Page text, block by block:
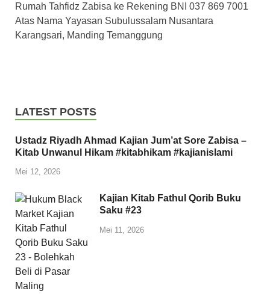
Rumah Tahfidz Zabisa ke Rekening BNI 037 869 7001
Atas Nama Yayasan Subulussalam Nusantara
Karangsari, Manding Temanggung
LATEST POSTS
Ustadz Riyadh Ahmad Kajian Jum’at Sore Zabisa –
Kitab Unwanul Hikam #kitabhikam #kajianislami
Mei 12, 2026
Kajian Kitab Fathul Qorib Buku
Saku #23
Mei 11, 2026